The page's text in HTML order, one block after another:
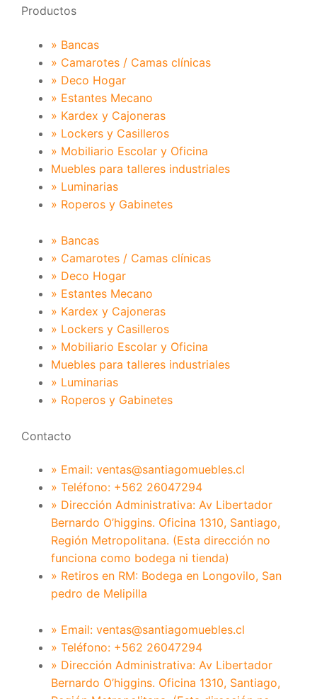
Productos
» Bancas
» Camarotes / Camas clínicas
» Deco Hogar
» Estantes Mecano
» Kardex y Cajoneras
» Lockers y Casilleros
» Mobiliario Escolar y Oficina
Muebles para talleres industriales
» Luminarias
» Roperos y Gabinetes
» Bancas
» Camarotes / Camas clínicas
» Deco Hogar
» Estantes Mecano
» Kardex y Cajoneras
» Lockers y Casilleros
» Mobiliario Escolar y Oficina
Muebles para talleres industriales
» Luminarias
» Roperos y Gabinetes
Contacto
» Email: ventas@santiagomuebles.cl
» Teléfono: +562 26047294
» Dirección Administrativa: Av Libertador
Bernardo O’higgins. Oficina 1310, Santiago,
Región Metropolitana. (Esta dirección no
funciona como bodega ni tienda)
» Retiros en RM: Bodega en Longovilo, San
pedro de Melipilla
» Email: ventas@santiagomuebles.cl
» Teléfono: +562 26047294
» Dirección Administrativa: Av Libertador
Bernardo O’higgins. Oficina 1310, Santiago,